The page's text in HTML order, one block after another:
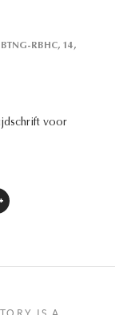
BTNG-RBHC, 14,
voor